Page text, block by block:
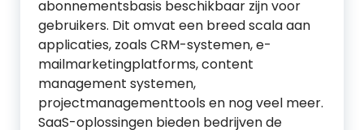
abonnementsbasis beschikbaar zijn voor
gebruikers. Dit omvat een breed scala aan
applicaties, zoals CRM-systemen, e-
mailmarketingplatforms, content
management systemen,
projectmanagementtools en nog veel meer.
SaaS-oplossingen bieden bedrijven de